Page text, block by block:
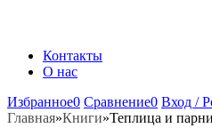
Контакты
О нас
Избранное0 Сравнение0 Вход /
Главная»Книги»Теплица и